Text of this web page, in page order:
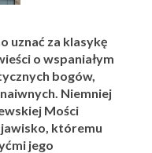
uznać za klasykę
o wspaniałym
bogów,
Niemniej
Mości
któremu
jego